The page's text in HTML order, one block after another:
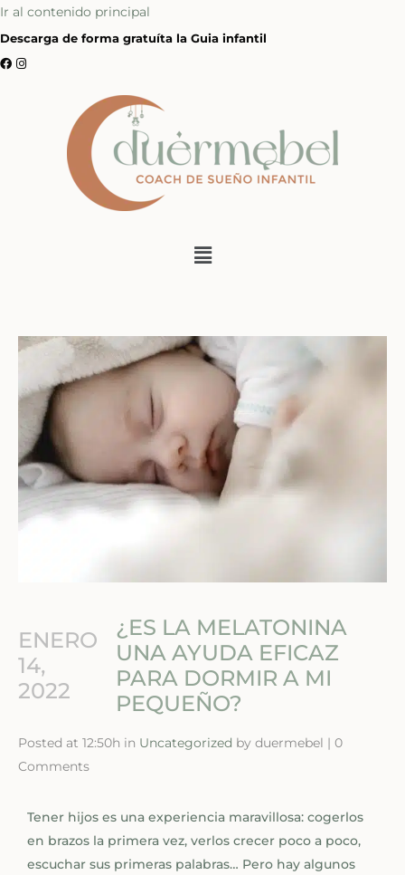
Ir al contenido principal
Descarga de forma gratuíta la Guia infantil
ENERO
14,
2022
¿ES LA MELATONINA
UNA AYUDA EFICAZ
PARA DORMIR A MI
PEQUEÑO?
Posted at 12:50h in Uncategorized by duermebel | 0
Comments
Tener hijos es una experiencia maravillosa: cogerlos
en brazos la primera vez, verlos crecer poco a poco,
escuchar sus primeras palabras… Pero hay algunos